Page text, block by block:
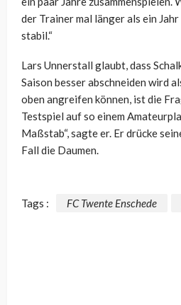
der Trainer mal länger als ein
stabil.“
Lars Unnerstall glaubt, dass
Saison besser abschneiden wird
oben angreifen können, ist die
Testspiel auf so einem
Maßstab“, sagte er. Er drücke
Fall die Daumen.
Tags : FC Twente Enschede